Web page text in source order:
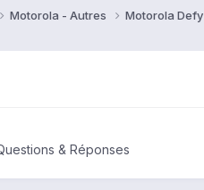
Motorola - Autres Motorola Defy
& Réponses